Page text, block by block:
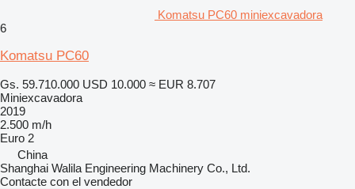
Komatsu PC60 miniexcavadora
6
Komatsu PC60
Gs. 59.710.000 USD 10.000 ≈ EUR 8.707
Miniexcavadora
2019
2.500 m/h
Euro 2
China
Shanghai Walila Engineering Machinery Co., Ltd.
Contacte con el vendedor